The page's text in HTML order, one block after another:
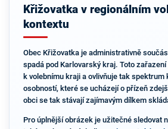
Křižovatka v regionálním
kontextu
Obec Křižovatka je administrativně
spadá pod Karlovarský kraj. Toto
k volebnímu kraji a ovlivňuje tak
osobností, které se ucházejí o přízeň
obci se tak stávají zajímavým dílkem
Pro úplnější obrázek je užitečné sledovat